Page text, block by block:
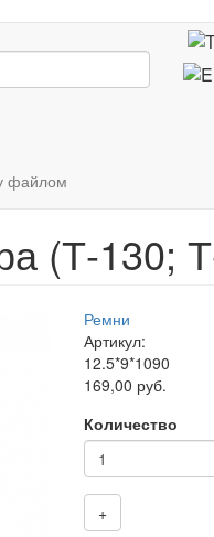
файлом
(Т-130;
Ремни
Артикул:
12.5*9*1090
169,00 руб.
Количество
+